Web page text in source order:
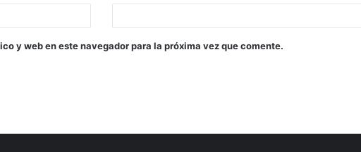
y web en este navegador para la próxima vez que comente.